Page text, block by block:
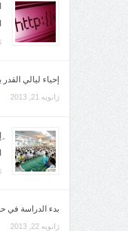
إحياء ليالي
ژانویه 21, 2013
بدء الدراسة في
ژانویه 22, 2013